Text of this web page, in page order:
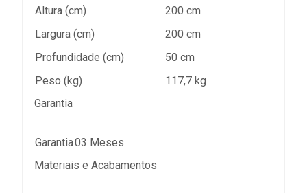
Altura (cm)
200 cm
Largura (cm)
200 cm
Profundidade (cm)
50 cm
Peso (kg)
117,7 kg
Garantia
Garantia03 Meses
Materiais e Acabamentos